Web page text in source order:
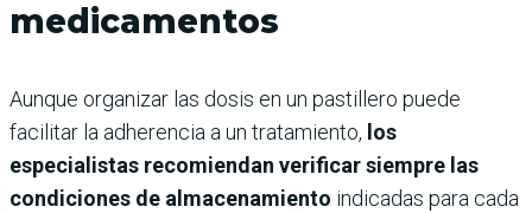
medicamentos
Aunque organizar las dosis en un pastillero puede
facilitar la adherencia a un tratamiento, los
especialistas recomiendan verificar siempre las
condiciones de almacenamiento indicadas para cada